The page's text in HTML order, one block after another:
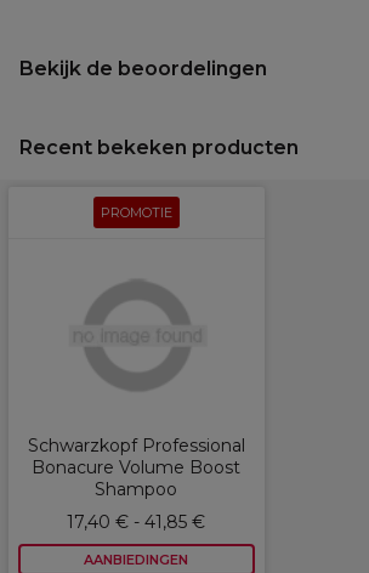
Bekijk de beoordelingen
Recent bekeken producten
PROMOTIE
Schwarzkopf Professional
Bonacure Volume Boost
Shampoo
17,40 € - 41,85 €
AANBIEDINGEN